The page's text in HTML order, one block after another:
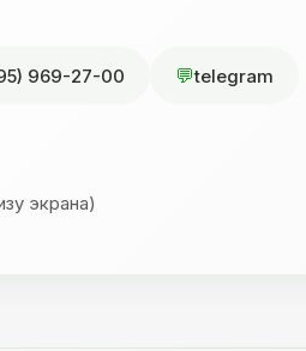
969-27-00 telegram
экрана)